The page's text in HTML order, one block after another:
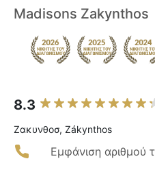
Madisons Zakynthos
8.3
Ζακυνθοσ, Zákynthos
Εμφάνιση αριθμού